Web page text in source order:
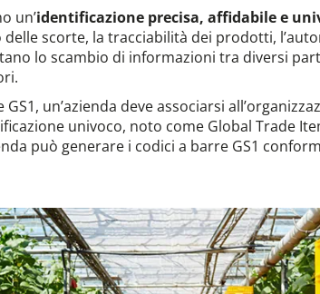
un’identificazione precisa, affidabile e
scorte, la tracciabilità dei prodotti,
lo scambio di informazioni tra diversi
un’azienda deve associarsi
univoco, noto come Global Trade
può generare i codici a barre GS1